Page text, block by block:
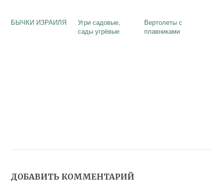
БЫЧКИ ИЗРАИЛЯ
Угри садовые,
сады угрёвые
Вертолеты с
плавниками
ДОБАВИТЬ КОММЕНТАРИЙ